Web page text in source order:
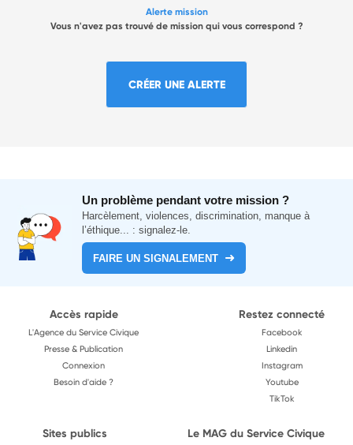
Alerte mission
Vous n'avez pas trouvé de mission qui vous correspond ?
CRÉER UNE ALERTE
Un problème pendant votre mission ?
Harcèlement, violences, discrimination, manque à
l’éthique... : signalez-le.
FAIRE UN SIGNALEMENT
Accès rapide
L'Agence du Service Civique
Presse & Publication
Connexion
Besoin d'aide ?
Restez connecté
Facebook
Linkedin
Instagram
Youtube
TikTok
Sites publics Le MAG du Service Civique